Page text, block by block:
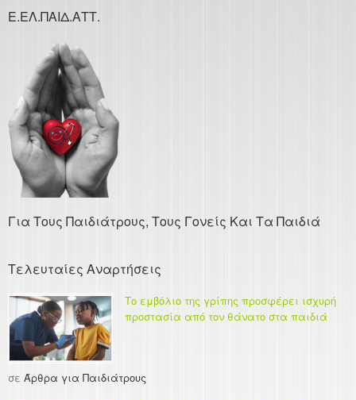
Ε.ΕΛ.ΠΑΙΔ.ΑΤΤ.
Για Τους Παιδιάτρους, Τους Γονείς Και Τα Παιδιά
Τελευταίες Αναρτήσεις
Το εμβόλιο της γρίπης προσφέρει ισχυρή
προστασία από τον θάνατο στα παιδιά
σε Άρθρα για Παιδιάτρους